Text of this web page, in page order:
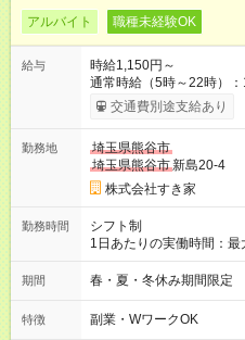
アルバイト 職種未経験OK
給与
時給1,150円～
通常時給（5時～22時）
1500円 高校生時給：1150円 【特別手当】早朝手当（5：
00）時給+150円 【試用期間】試用期間あり 試用期間の長さ：1
30日（※条件変更なし）
ただきます。 研修制度あ
交通費別途支給あり
勤務地
埼玉県熊谷市
埼玉県熊谷市新島20-4
株式会社すき家
勤務時間
シフト制
1日あたりの実働時間：
2h～OK ＜シフト例＞ 〇
後帯 14:00-18:00 〇夜帯
ます♪
期間 春・夏・冬休み期間限定
特徴 副業・WワークOK